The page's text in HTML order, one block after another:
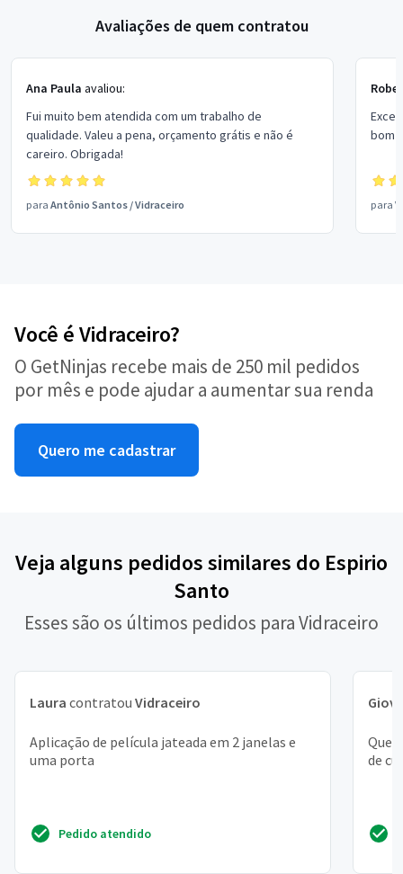
Avaliações de quem contratou
Ana Paula avaliou:
Fui muito bem atendida com um trabalho de
qualidade. Valeu a pena, orçamento grátis e não é
careiro. Obrigada!
para Antônio Santos /Vidraceiro
bom
para
Você é Vidraceiro?
O GetNinjas recebe mais de 250 mil pedidos
por mês e pode ajudar a aumentar sua renda
Quero me cadastrar
Veja alguns pedidos similares do Espirio
Santo
Esses são os últimos pedidos para Vidraceiro
Laura contratou Vidraceiro
Aplicação de película jateada em 2 janelas e
uma porta
Pedido atendido
de